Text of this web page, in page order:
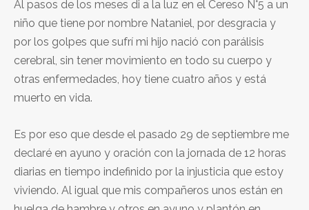
Al pasos de los meses di a la luz en el Cereso N°5 a un
niño que tiene por nombre Nataniel, por desgracia y
por los golpes que sufrí mi hijo nació con parálisis
cerebral, sin tener movimiento en todo su cuerpo y
otras enfermedades, hoy tiene cuatro años y está
muerto en vida.
Es por eso que desde el pasado 29 de septiembre me
declaré en ayuno y oración con la jornada de 12 horas
diarias en tiempo indefinido por la injusticia que estoy
viviendo. Al igual que mis compañeros unos están en